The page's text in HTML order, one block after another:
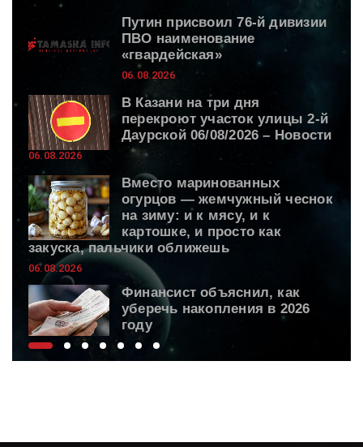
Путин присвоил 76-й дивизии
ПВО наименование
«гвардейская»
06.08.2026
В Казани на три дня
перекроют участок улицы 2-й
Даурской 06/08/2026 – Новости
06.08.2026
Вместо маринованных
огурцов — жемчужный чеснок
на зиму: и к мясу, и к
картошке, и просто как
закуска, пальчики оближешь
06.08.2026
Финансист объяснил, как
уберечь накопления в 2026
году
06.08.2026